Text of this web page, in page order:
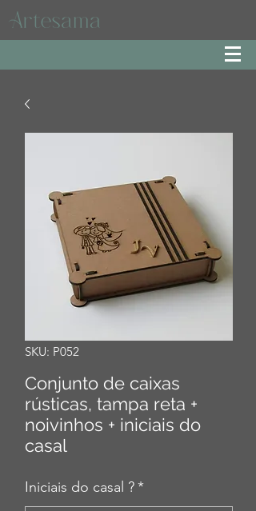
SKU: P052
Conjunto de caixas
rústicas, tampa reta +
noivinhos + iniciais do
casal
Iniciais do casal ?*